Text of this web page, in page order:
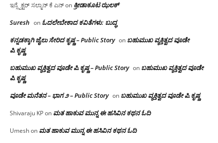
ಇನ್ಸ್ಪೆಕ್ಟರ್ ಸಲ್ಮಾನ್ ಕೆ ಎನ್on ಕ್ರೀಡಾಕೂಟ ಝಲಕ್
Suresh on ಓದಲೇಬೇಕಾದ‌ ಕವಿತೆಗಳು: ಬುದ್ಧ
ಕನ್ನಡಕ್ಕಾಗಿ ಜೈಲು ಸೇರಿದ ಕೃಷ್ಣ – Public Story on ಬಹುಮುಖ ವ್ಯಕ್ತಿತ್ವದ ವೂಡೇ
ಪಿ.ಕೃಷ್ಣ
ಬಹುಮುಖ ವ್ಯಕ್ತಿತ್ವದ ವೂಡೇ ಪಿ.ಕೃಷ್ಣ – Public Story on ಬಹುಮುಖ ವ್ಯಕ್ತಿತ್ವದ ವೂಡೇ
ಪಿ.ಕೃಷ್ಣ
ವೂಡೇ ಮನೆತನ – ಭಾಗ ೨ – Public Story on ಬಹುಮುಖ ವ್ಯಕ್ತಿತ್ವದ ವೂಡೇ ಪಿ.ಕೃಷ್ಣ
Shivaraju KPon ಮತ ಹಾಕುವ ಮುನ್ನ ಈ ಹಸಿವಿನ ಕಥನ ಓದಿ
Umeshon ಮತ ಹಾಕುವ ಮುನ್ನ ಈ ಹಸಿವಿನ ಕಥನ ಓದಿ